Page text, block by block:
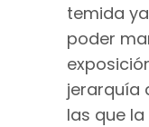
temida
poder
jerarquía
las que